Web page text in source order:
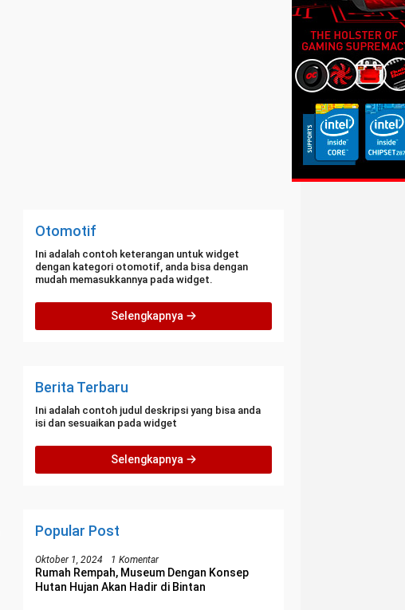
Otomotif
Ini adalah contoh keterangan untuk widget
dengan kategori otomotif, anda bisa dengan
mudah memasukkannya pada widget.
Selengkapnya
Berita Terbaru
Ini adalah contoh judul deskripsi yang bisa anda
isi dan sesuaikan pada widget
Selengkapnya
Popular Post
Oktober 1, 2024 1 Komentar
Rumah Rempah, Museum Dengan Konsep
Hutan Hujan Akan Hadir di Bintan